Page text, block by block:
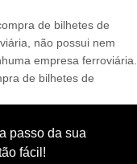
de bilhetes de
não possui nem
empresa ferroviária.
de bilhetes de
passo da sua
fácil!